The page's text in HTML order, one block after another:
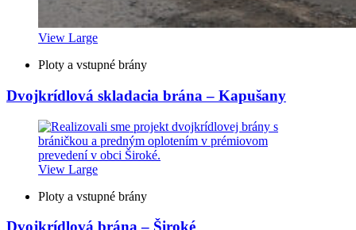
View Large
Ploty a vstupné brány
Dvojkrídlová skladacia brána – Kapušany
View Large
Ploty a vstupné brány